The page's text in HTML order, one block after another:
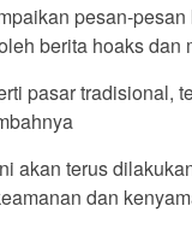
pesan-
berita hoaks dan
pasar tradisional,
akan terus
dan